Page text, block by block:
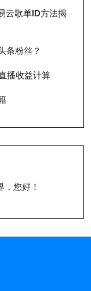
云歌单ID方法揭
条粉丝？
播收益计算
，您好！